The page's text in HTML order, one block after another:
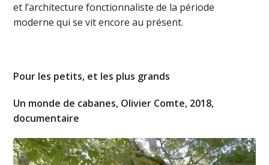
et l’architecture fonctionnaliste de la période
moderne qui se vit encore au présent.
Pour les petits, et les plus grands
Un monde de cabanes, Olivier Comte, 2018,
documentaire